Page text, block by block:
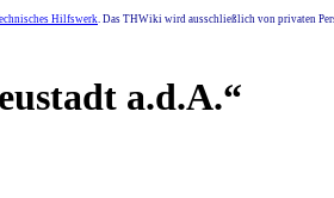
Hilfswerk. Das THWiki wird ausschließlich von privaten
a.d.A.“